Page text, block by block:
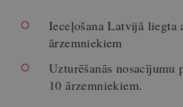
Ieceļošana Latvijā liegta
ārzemniekiem
Uzturēšanās nosacījumu
10 ārzemniekiem.